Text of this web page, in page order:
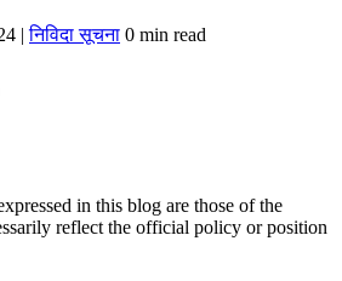
|निविदा सूचना 0 min read
in this blog are those of the
reflect the official policy or position